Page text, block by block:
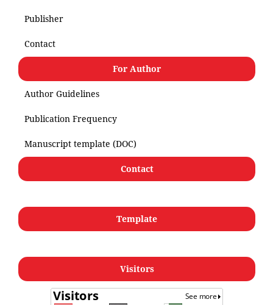
Publisher
Contact
For Author
Author Guidelines
Publication Frequency
Manuscript template (DOC)
Contact
Template
Visitors